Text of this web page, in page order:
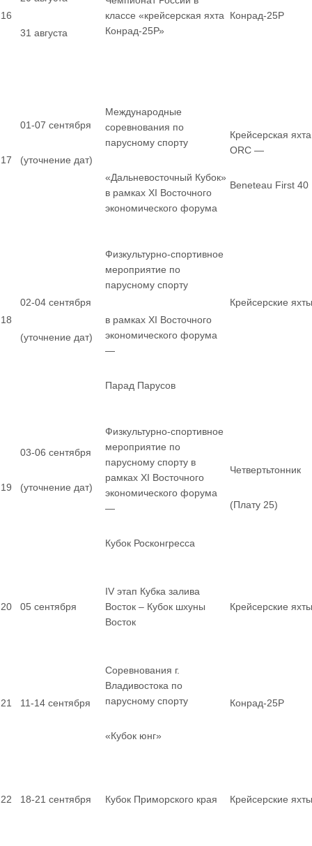
16
31 августа
классе «крейсерская яхта
Конрад-25Р»
Конрад-25Р
17
01-07 сентября
(уточнение дат)
Международные
соревнования по
парусному спорту
«Дальневосточный Кубок»
в рамках XI Восточного
экономического форума
Крейсерская яхта
ORC —
Beneteau First 40
18
02-04 сентября
(уточнение дат)
Физкультурно-спортивное
мероприятие по
парусному спорту
в рамках XI Восточного
экономического форума
—
Парад Парусов
Крейсерские яхты
19
03-06 сентября
(уточнение дат)
Физкультурно-спортивное
мероприятие по
парусному спорту в
рамках XI Восточного
экономического форума
—
Кубок Росконгресса
Четвертьтонник
(Плату 25)
20 05 сентября
IV этап Кубка залива
Восток – Кубок шхуны
Восток
Крейсерские яхты
21 11-14 сентября
Соревнования г.
Владивостока по
парусному спорту
«Кубок юнг»
Конрад-25Р
22 18-21 сентября Кубок Приморского края Крейсерские яхты